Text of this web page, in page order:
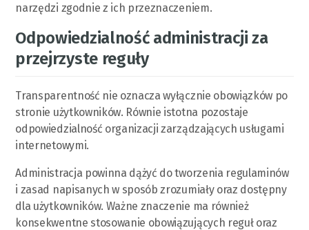
narzędzi zgodnie z ich przeznaczeniem.
Odpowiedzialność administracji za
przejrzyste reguły
Transparentność nie oznacza wyłącznie obowiązków po
stronie użytkowników. Równie istotna pozostaje
odpowiedzialność organizacji zarządzających usługami
internetowymi.
Administracja powinna dążyć do tworzenia regulaminów
i zasad napisanych w sposób zrozumiały oraz dostępny
dla użytkowników. Ważne znaczenie ma również
konsekwentne stosowanie obowiązujących reguł oraz